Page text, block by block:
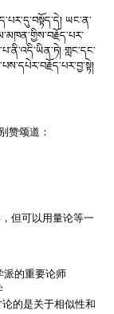
ཡང་ན་
གླང་དང་
赞颂道：
但可以用量论等一
派的重要论师
的是关于相似性和